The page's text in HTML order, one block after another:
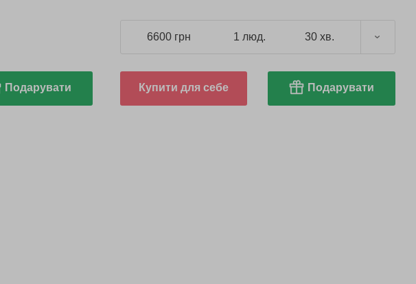
Подарувати
6600 грн 1 люд. 30 хв.
Купити для себе Подарувати